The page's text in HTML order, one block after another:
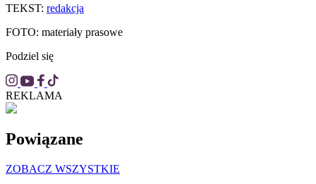
TEKST: redakcja
FOTO: materiały prasowe
Podziel się
REKLAMA
Powiązane
ZOBACZ WSZYSTKIE